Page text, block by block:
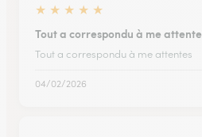
★ ★ ★ ★ ★
Tout a correspondu à me
Tout a correspondu à me attentes
04/02/2026